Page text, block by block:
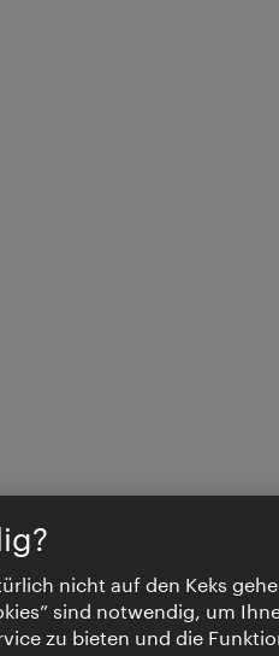
nicht auf den Keks
sind notwendig, um
zu bieten und die